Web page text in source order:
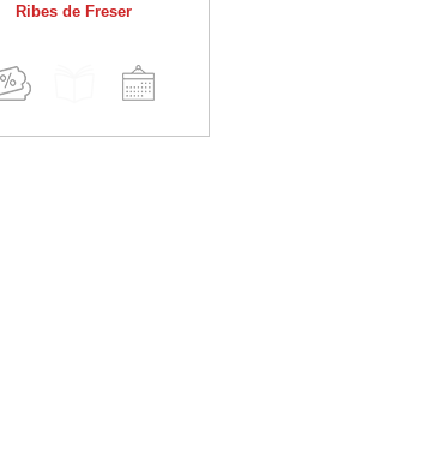
Ribes de Freser